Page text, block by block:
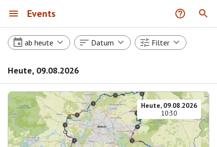
Events
ab heute Datum Filter
Heute, 09.08.2026
Heute, 09.08.2026
10:30